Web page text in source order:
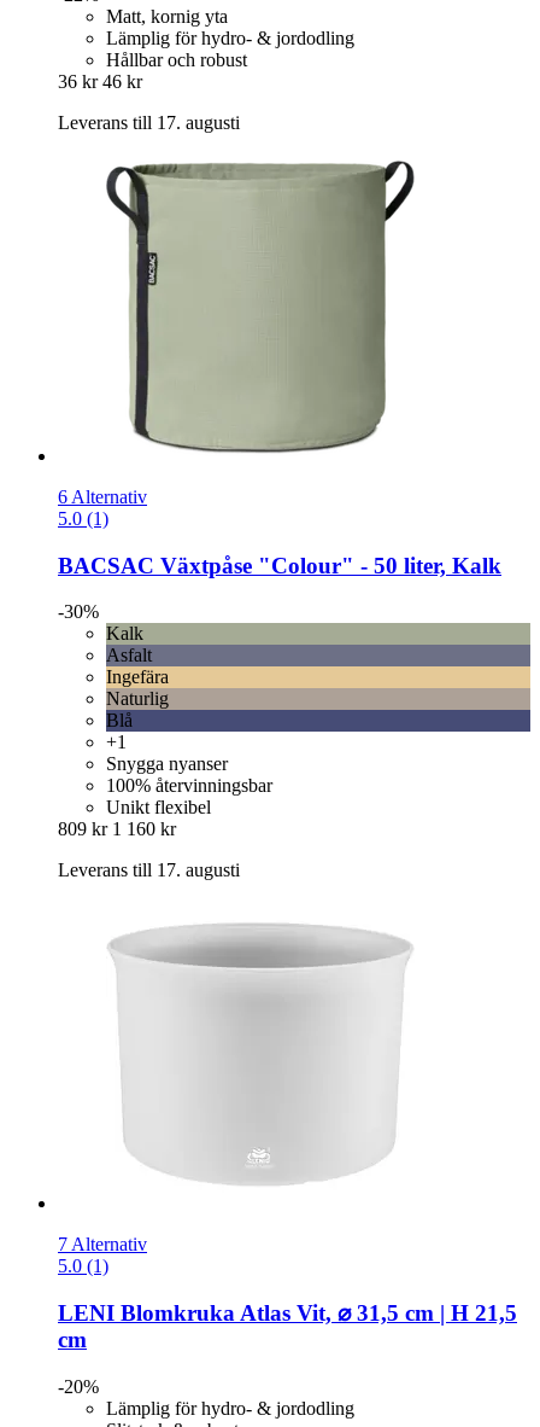
Matt, kornig yta
Lämplig för hydro- & jordodling
Hållbar och robust
36 kr 46 kr
Leverans till 17. augusti
6 Alternativ
5.0 (1)
BACSAC Växtpåse "Colour" -​ 50 liter, Kalk
-30%
Kalk
Asfalt
Ingefära
Naturlig
Blå
+1
Snygga nyanser
100% återvinningsbar
Unikt flexibel
809 kr 1 160 kr
Leverans till 17. augusti
7 Alternativ
5.0 (1)
LENI Blomkruka Atlas Vit, ⌀ 31,5 cm | H 21,5
cm
-20%
Lämplig för hydro- & jordodling